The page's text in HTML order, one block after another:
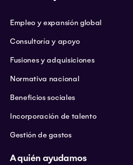
Empleo y expansión global
Consultoría y apoyo
Fusiones y adquisiciones
Normativa nacional
Beneficios sociales
Incorporación de talento
Gestión de gastos
A quién ayudamos